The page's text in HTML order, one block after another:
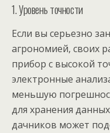
1. Уровень точности
Если вы серьезно
агрономией, своих
прибор с высокой
электронные
меньшую
для хранения
дачников может